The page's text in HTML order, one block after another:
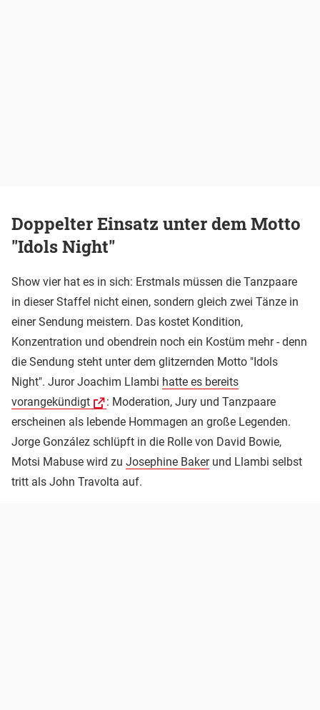
Doppelter Einsatz unter dem Motto
"Idols Night"
Show vier hat es in sich: Erstmals müssen die Tanzpaare
in dieser Staffel nicht einen, sondern gleich zwei Tänze in
einer Sendung meistern. Das kostet Kondition,
Konzentration und obendrein noch ein Kostüm mehr - denn
die Sendung steht unter dem glitzernden Motto "Idols
Night". Juror Joachim Llambi hatte es bereits
vorangekündigt
: Moderation, Jury und Tanzpaare
erscheinen als lebende Hommagen an große Legenden.
Jorge González schlüpft in die Rolle von David Bowie,
Motsi Mabuse wird zu Josephine Bakerund Llambi selbst
tritt als John Travolta auf.